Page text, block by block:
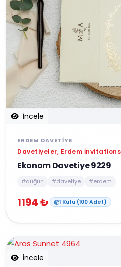
İncele
ERDEM DAVETIYE
Davetiyeler, Erdem İnvitations
Ekonom Davetiye 9229
#düğün #davetiye #erdem
1194 ₺ 1 Kutu (100 Adet)
İncele